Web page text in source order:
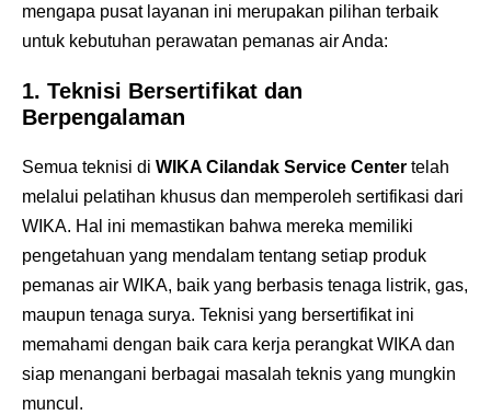
mengapa pusat layanan ini merupakan pilihan terbaik
untuk kebutuhan perawatan pemanas air Anda:
1. Teknisi Bersertifikat dan
Berpengalaman
Semua teknisi di WIKA Cilandak Service Center telah
melalui pelatihan khusus dan memperoleh sertifikasi dari
WIKA. Hal ini memastikan bahwa mereka memiliki
pengetahuan yang mendalam tentang setiap produk
pemanas air WIKA, baik yang berbasis tenaga listrik, gas,
maupun tenaga surya. Teknisi yang bersertifikat ini
memahami dengan baik cara kerja perangkat WIKA dan
siap menangani berbagai masalah teknis yang mungkin
muncul.